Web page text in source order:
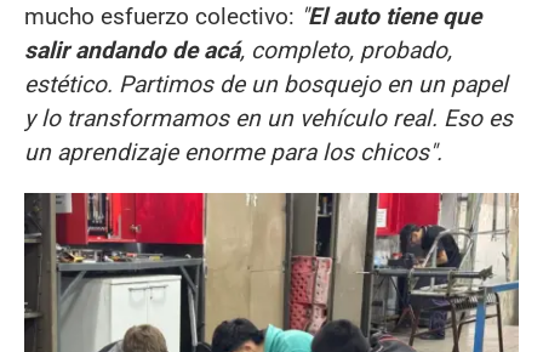
mucho esfuerzo colectivo: "El auto tiene que
salir andando de acá, completo, probado,
estético. Partimos de un bosquejo en un papel
y lo transformamos en un vehículo real. Eso es
un aprendizaje enorme para los chicos".